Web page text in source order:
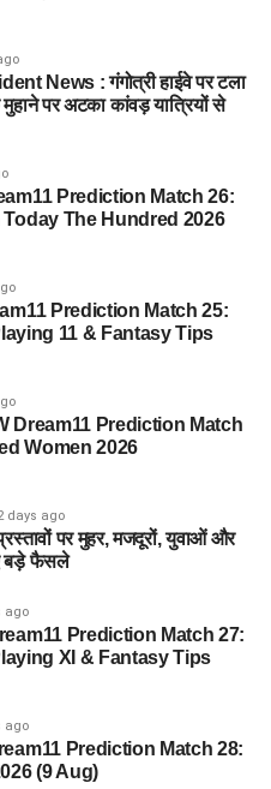
कभी रक्षा मंत्रालय तो कभी
का भरोसा जीतता था।
से क्या बरामद
की वर्दी, बैज, कैप और वॉकी-टॉकी
3rd ODI 2026:
Probable Playing XI,
शव मिलने से हड़कंप, पुलिस मामले
इतिहास, 8 फीट 10 इंच लंबे बालों
लिए नौकरी का मौका, जानिए कब
News : गंगोत्री हाईवे पर टला
पर अटका कांवड़ यात्रियों से
Prediction Match 26:
Today The Hundred 2026
Prediction Match 25:
11 & Fantasy Tips
Dream11 Prediction Match
Women 2026
days ago
पर मुहर, मजदूरों, युवाओं और
बड़े फैसले
ago
Prediction Match 27:
XI & Fantasy Tips
ago
Prediction Match 28:
(9 Aug)